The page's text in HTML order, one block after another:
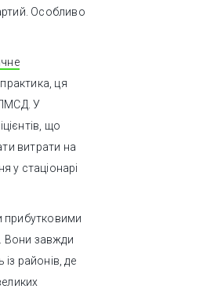
Особливо
ця
У
що
витрати на
у стаціонарі
прибутковими
Вони завжди
районів, де